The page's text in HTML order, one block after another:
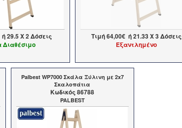
29.5 X 2 Δόσεις
Τιμή64,00€ ή21.33X 3 Δόσεις
Εξαντλημένο
Palbest WP7000 Σκάλα Ξύλινη με 2x7
Σκαλοπάτια
Kωδικός 86788
PALBEST